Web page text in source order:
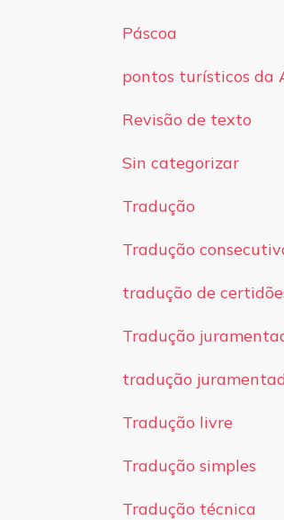
Páscoa
pontos turísticos da
Revisão de texto
Sin categorizar
Tradução
Tradução
tradução de
Tradução
tradução
Tradução livre
Tradução simples
Tradução técnica